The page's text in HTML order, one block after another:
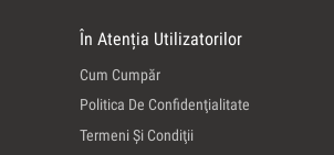
În Atenția Utilizatorilor
Cum Cumpăr
Politica De Confidenţialitate
Termeni Şi Condiţii